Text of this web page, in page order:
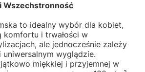
Wszechstronność
to idealny wybór dla kobiet,
komfortu i trwałości w
ale jednocześnie zależy
uniwersalnym wyglądzie.
miękkiej i przyjemnej w